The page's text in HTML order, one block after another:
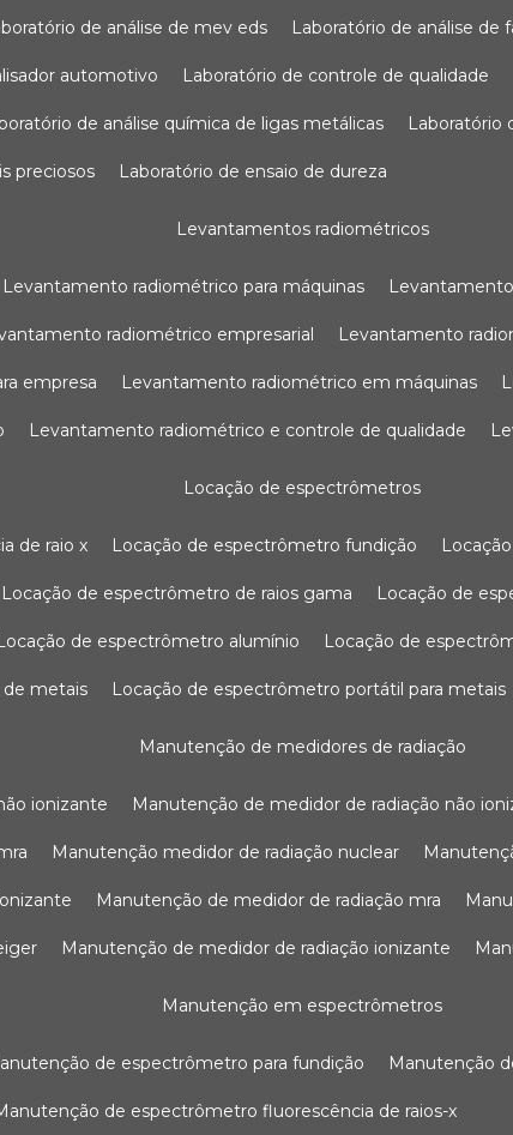
de análise de mev eds laboratório de análise de
automotivo laboratório de controle de qualidade
de análise química de ligas metálicas laboratório
preciosos laboratório de ensaio de dureza
levantamentos radiométricos
levantamento radiométrico para máquinas
radiométrico empresarial levantamento
empresa levantamento radiométrico em máquinas
levantamento radiométrico e controle de qualidade
locação de espectrômetros
de raio x locação de espectrômetro fundição
locação de espectrômetro de raios gama locação de
locação de espectrômetro alumínio locação de
de metais locação de espectrômetro portátil para metais
manutenção de medidores de radiação
ionizante manutenção de medidor de radiação não
manutenção medidor de radiação nuclear
manutenção de medidor de radiação mra
manutenção de medidor de radiação ionizante
manutenção em espectrômetros
manutenção de espectrômetro para fundição
manutenção de espectrômetro fluorescência de raios-x